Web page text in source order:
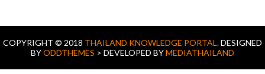
COPYRIGHT © 2018 THAILAND KNOWLEDGE PORTAL.DESIGNED
BYODDTHEMES > DEVELOPED BYMEDIATHAILAND